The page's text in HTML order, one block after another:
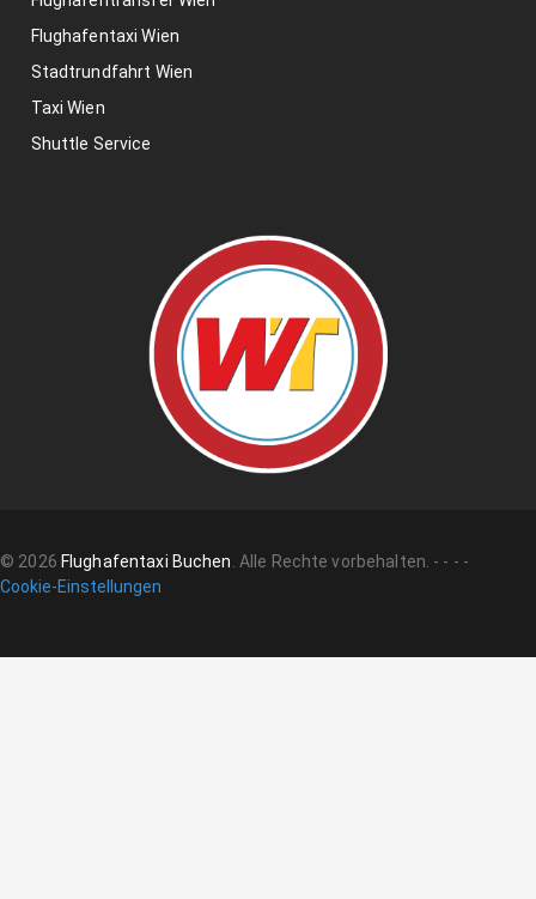
Flughafentaxi Wien
Stadtrundfahrt Wien
Taxi Wien
Shuttle Service
© 2026 Flughafentaxi Buchen. Alle Rechte vorbehalten. - - - -
Cookie-Einstellungen